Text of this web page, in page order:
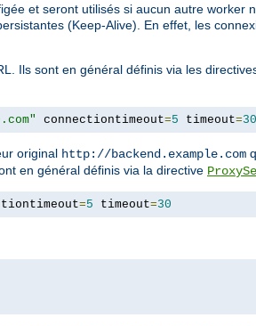
et seront utilisés si aucun autre worker
(Keep-Alive). En effet, les
Ils sont en général définis via les
connectiontimeout=5 timeout=30
original http://backend.example.com
en général définis via la directive
=5 timeout=30